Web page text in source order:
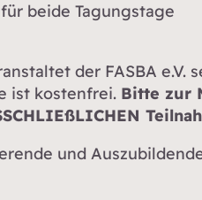
beide Tagungstage
der FASBA e.V.
ist kostenfrei. Bitte zur
und